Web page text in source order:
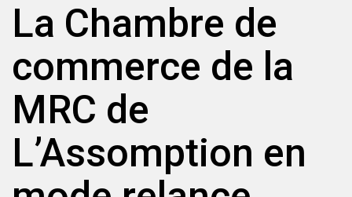
La Chambre de
commerce de la
MRC de
L’Assomption en